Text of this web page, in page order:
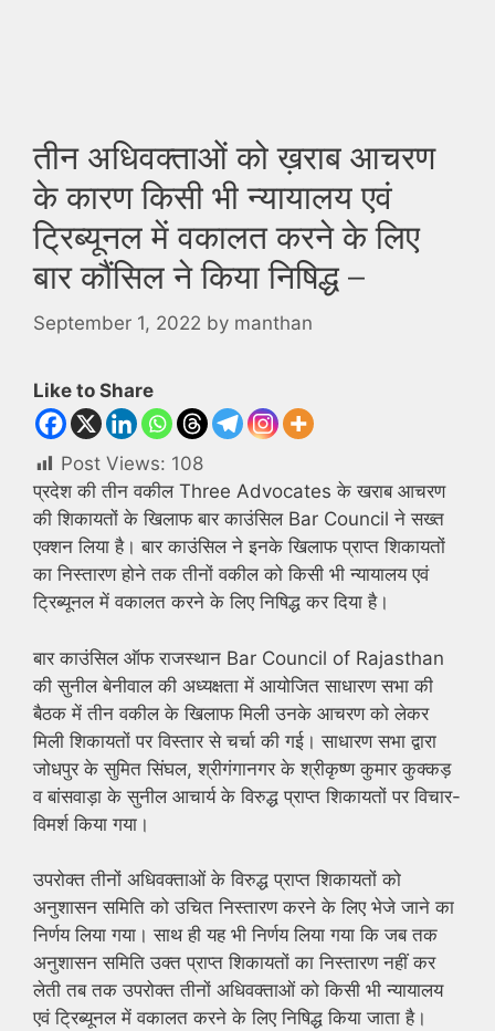
तीन अधिवक्ताओं को ख़राब आचरण
के कारण किसी भी न्यायालय एवं
ट्रिब्यूनल में वकालत करने के लिए
बार कौंसिल ने किया निषिद्ध –
September 1, 2022 by manthan
Like to Share
Post Views: 108
प्रदेश की तीन वकील Three Advocates के खराब आचरण
की शिकायतों के खिलाफ बार काउंसिल Bar Council ने सख्त
एक्शन लिया है। बार काउंसिल ने इनके खिलाफ प्राप्त शिकायतों
का निस्तारण होने तक तीनों वकील को किसी भी न्यायालय एवं
ट्रिब्यूनल में वकालत करने के लिए निषिद्ध कर दिया है।
बार काउंसिल ऑफ राजस्थान Bar Council of Rajasthan
की सुनील बेनीवाल की अध्यक्षता में आयोजित साधारण सभा की
बैठक में तीन वकील के खिलाफ मिली उनके आचरण को लेकर
मिली शिकायतों पर विस्तार से चर्चा की गई। साधारण सभा द्वारा
जोधपुर के सुमित सिंघल, श्रीगंगानगर के श्रीकृष्ण कुमार कुक्कड़
व बांसवाड़ा के सुनील आचार्य के विरुद्ध प्राप्त शिकायतों पर विचार-
विमर्श किया गया।
उपरोक्त तीनों अधिवक्ताओं के विरुद्ध प्राप्त शिकायतों को
अनुशासन समिति को उचित निस्तारण करने के लिए भेजे जाने का
निर्णय लिया गया। साथ ही यह भी निर्णय लिया गया कि जब तक
अनुशासन समिति उक्त प्राप्त शिकायतों का निस्तारण नहीं कर
लेती तब तक उपरोक्त तीनों अधिवक्ताओं को किसी भी न्यायालय
एवं ट्रिब्यूनल में वकालत करने के लिए निषिद्ध किया जाता है।